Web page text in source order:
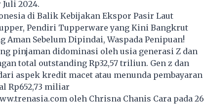
2024.
di Balik Kebijakan Ekspor Pasir Laut
Pendiri Tupperware yang Kini Bangkrut
Aman Sebelum Dipindai, Waspada Penipuan!
pinjaman didominasi oleh usia generasi Z dan
total outstanding Rp32,57 triliun. Gen z dan
aspek kredit macet atau menunda pembayaran
Rp652,73 miliar
oleh Chrisna Chanis Cara pada 26